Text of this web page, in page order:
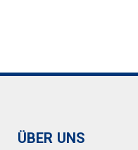
ÜBER UNS